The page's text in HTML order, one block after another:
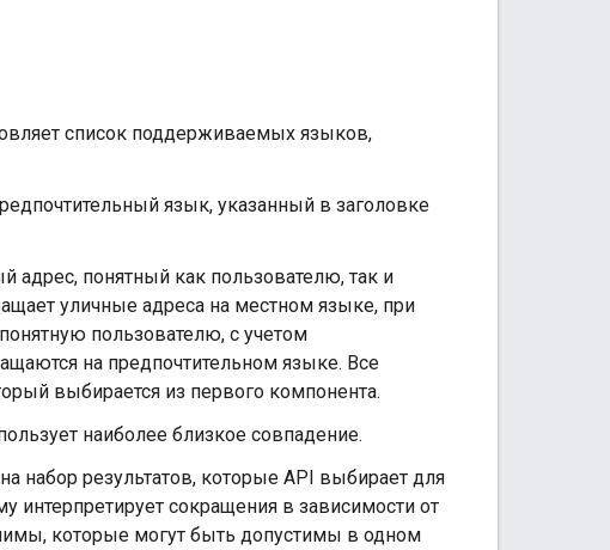
список поддерживаемых языков,
язык, указанный в заголовке
адрес, понятный как пользователю, так и
уличные адреса на местном языке, при
пользователю, с учетом
на предпочтительном языке. Все
выбирается из первого компонента.
наиболее близкое совпадение.
набор результатов, которые API выбирает для
интерпретирует сокращения в зависимости от
которые могут быть допустимы в одном